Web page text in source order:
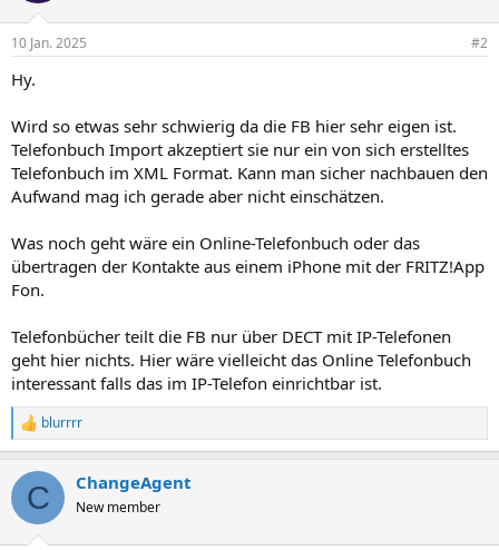
10 Jan. 2025 #2
Hy.
Wird so etwas sehr schwierig da die FB hier sehr eigen ist.
Telefonbuch Import akzeptiert sie nur ein von sich erstelltes
Telefonbuch im XML Format. Kann man sicher nachbauen den
Aufwand mag ich gerade aber nicht einschätzen.
Was noch geht wäre ein Online-Telefonbuch oder das
übertragen der Kontakte aus einem iPhone mit der FRITZ!App
Fon.
Telefonbücher teilt die FB nur über DECT mit IP-Telefonen
geht hier nichts. Hier wäre vielleicht das Online Telefonbuch
interessant falls das im IP-Telefon einrichtbar ist.
R
e
k
i
blurrrr
C ChangeAgent
New member